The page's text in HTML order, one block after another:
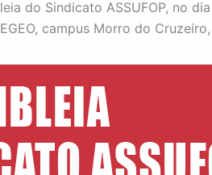
do Sindicato ASSUFOP, no
campus Morro do Cruzeiro,